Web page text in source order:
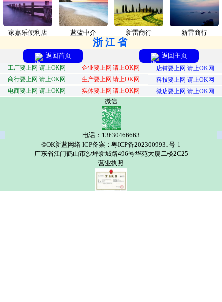
家嘉乐便利店 蓝蓝中介 新雷商行 新雷商行
浙江省
返回首页 返回主页
工厂要上网 请上OK网 企业要上网 请上OK网
店铺要上网 请上OK网
商行要上网 请上OK网
生产要上网 请上OK网
科技要上网 请上OK网
电商要上网 请上OK网
实体要上网 请上OK网 微店要上网 请上OK网
微信
电话：13630466663
©OK新蓝网络 ICP备案：粤ICP备2023009931号-1
广东省江门鹤山市沙坪新城路496号华苑大厦二楼2C25
营业执照